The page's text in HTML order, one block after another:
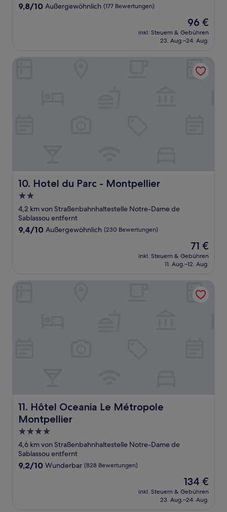
9.8
9,8/10 Außergewöhnlich (177 Bewertungen)
Der
Preis
beträgt
96 €
inkl. Steuern & Gebühren
23. Aug.–24. Aug.
10. Hotel du Parc - Montpellier
Hotel du Parc - Montpellier
2.0-
Sterne-
Unterkunft
4,2 km von Straßenbahnhaltestelle Notre-Dame de
Sablassou entfernt
9.4
9,4/10 Außergewöhnlich (230 Bewertungen)
Der
Preis
beträgt
71 €
inkl. Steuern & Gebühren
11. Aug.–12. Aug.
11. Hôtel Oceania Le Métropole
Montpellier
Hôtel Oceania Le Métropole Montpellier
4.0-
Sterne-
Unterkunft
4,6 km von Straßenbahnhaltestelle Notre-Dame de
Sablassou entfernt
9.2
9,2/10 Wunderbar (828 Bewertungen)
Der
Preis
beträgt
134 €
inkl. Steuern & Gebühren
23. Aug.–24. Aug.